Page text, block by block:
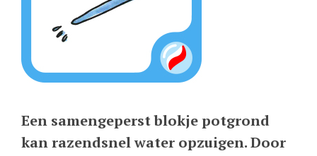
Een samengeperst blokje potgrond
kan razendsnel water opzuigen. Door